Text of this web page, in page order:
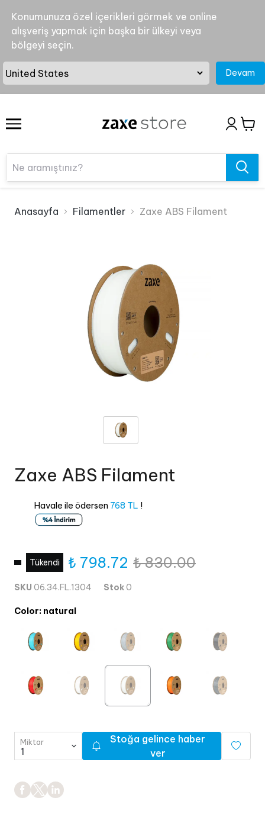
Konumunuza özel içerikleri görmek ve online
alışveriş yapmak için başka bir ülkeyi veya
bölgeyi seçin.
Devam
Anasayfa Filamentler Zaxe ABS Filament
Zaxe ABS Filament
Havale ile ödersen 768 TL !
Tükendi ₺ 798.72 ₺ 830.00
SKU 06.34.FL.1304 Stok0
Color: natural
Miktar
Stoğa gelince haber
ver